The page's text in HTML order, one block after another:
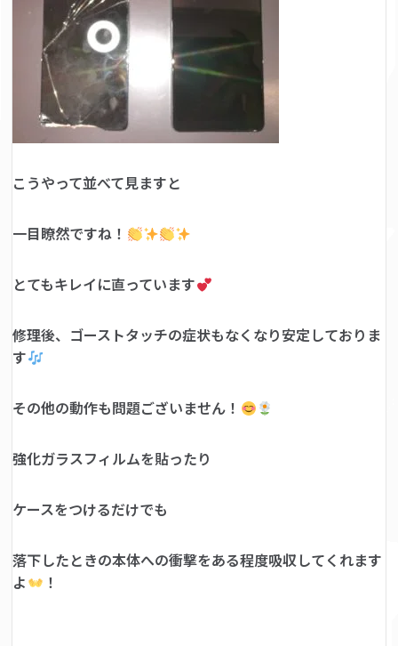
こうやって並べて見ますと
一目瞭然ですね！
とてもキレイに直っています
修理後、ゴーストタッチの症状もなくなり安定しておりま
す
その他の動作も問題ございません！
強化ガラスフィルムを貼ったり
ケースをつけるだけでも
落下したときの本体への衝撃をある程度吸収してくれます
よ
！